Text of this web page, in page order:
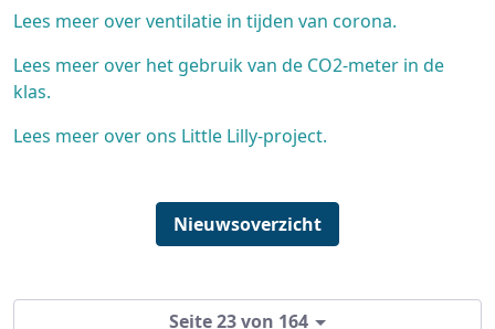
Lees meer over ventilatie in tijden van corona.
Lees meer over het gebruik van de CO2-meter in de
klas.
Lees meer over ons Little Lilly-project.
Nieuwsoverzicht
Seite 23 von 164